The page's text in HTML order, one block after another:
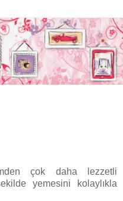
çok daha lezzetli
yemesini kolaylıkla